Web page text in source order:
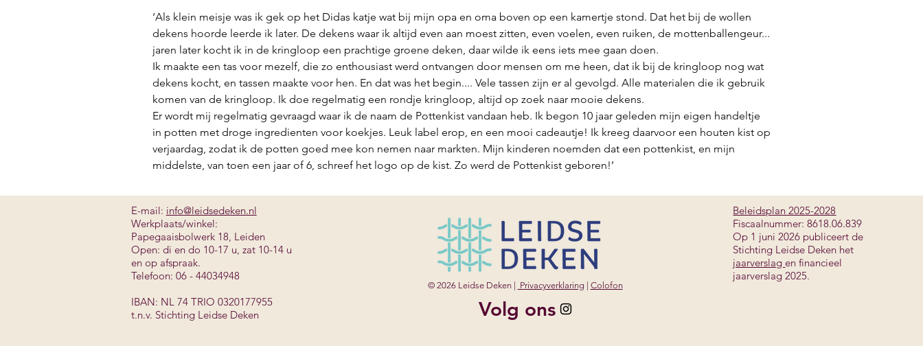
‘Als klein meisje was ik gek op het Didas katje wat bij mijn opa en oma boven op een kamertje stond. Dat het bij de wollen
dekens hoorde leerde ik later. De dekens waar ik altijd even aan moest zitten, even voelen, even ruiken, de mottenballengeur...
jaren later kocht ik in de kringloop een prachtige groene deken, daar wilde ik eens iets mee gaan doen.
Ik maakte een tas voor mezelf, die zo enthousiast werd ontvangen door mensen om me heen, dat ik bij de kringloop nog wat
dekens kocht, en tassen maakte voor hen. En dat was het begin.... Vele tassen zijn er al gevolgd. Alle materialen die ik gebruik
komen van de kringloop. Ik doe regelmatig een rondje kringloop, altijd op zoek naar mooie dekens.
Er wordt mij regelmatig gevraagd waar ik de naam de Pottenkist vandaan heb. Ik begon 10 jaar geleden mijn eigen handeltje
in potten met droge ingredienten voor koekjes. Leuk label erop, en een mooi cadeautje! Ik kreeg daarvoor een houten kist op
verjaardag, zodat ik de potten goed mee kon nemen naar markten. Mijn kinderen noemden dat een pottenkist, en mijn
middelste, van toen een jaar of 6, schreef het logo op de kist. Zo werd de Pottenkist geboren!’
E-mail: info@leidsedeken.nl
Werkplaats/winkel:
Papegaaisbolwerk 18, Leiden
Open: di en do 10-17 u, zat 10-14 u
en op afspraak.
Telefoon: 06 - 44034948
IBAN: NL 74 TRIO 0320177955
t.n.v. Stichting Leidse Deken
© 2026 Leidse Deken | Privacyverklaring Colofon
Volg ons
Beleidsplan 2025-2028​
Fiscaalnummer: 8618.06.839
Op 1 juni 2026 publiceert de
Stichting Leidse Deken het
jaarverslagen financieel
jaarverslag 2025.